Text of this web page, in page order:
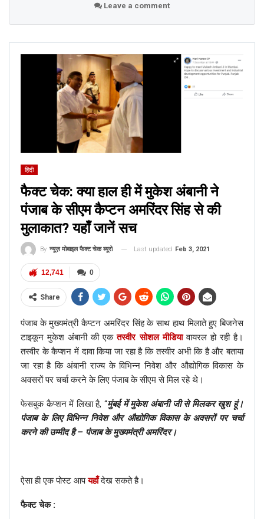
Leave a comment
हिंदी
फैक्ट चेक: क्या हाल ही में मुकेश अंबानी ने
पंजाब के सीएम कैप्टन अमरिंदर सिंह से की
मुलाकात? यहाँ जानें सच
By न्यूज़ मोबाइल फैक्ट चेक ब्यूरो Last updated Feb 3, 2021
0
12,741
Share
पंजाब के मुख्यमंत्री कैप्टन अमरिंदर सिंह के साथ हाथ मिलाते हुए बिजनेस
टाइकून मुकेश अंबानी की एकतस्वीर सोशल मीडियावायरल हो रही है।
तस्वीर के कैप्शन में दावा किया जा रहा है कि तस्वीर अभी कि है और बताया
जा रहा है कि अंबानी राज्य के विभिन्न निवेश और औद्योगिक विकास के
अवसरों पर चर्चा करने के लिए पंजाब के सीएम से मिल रहे थे।
फेसबुक कैप्शन में लिखा है, “मुंबई में मुकेश अंबानी जी से मिलकर खुश हूं।
पंजाब के लिए विभिन्न निवेश और औद्योगिक विकास के अवसरों पर चर्चा
करने की उम्मीद है – पंजाब के मुख्यमंत्री अमरिंदर।
ऐसा ही एक पोस्ट आपयहाँदेख सकते है।
फैक्ट चेक :